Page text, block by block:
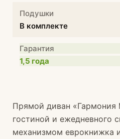
Подушки
В комплекте
Гарантия
1,5 года
Прямой диван «Гармония
гостиной и ежедневного
механизмом еврокнижка